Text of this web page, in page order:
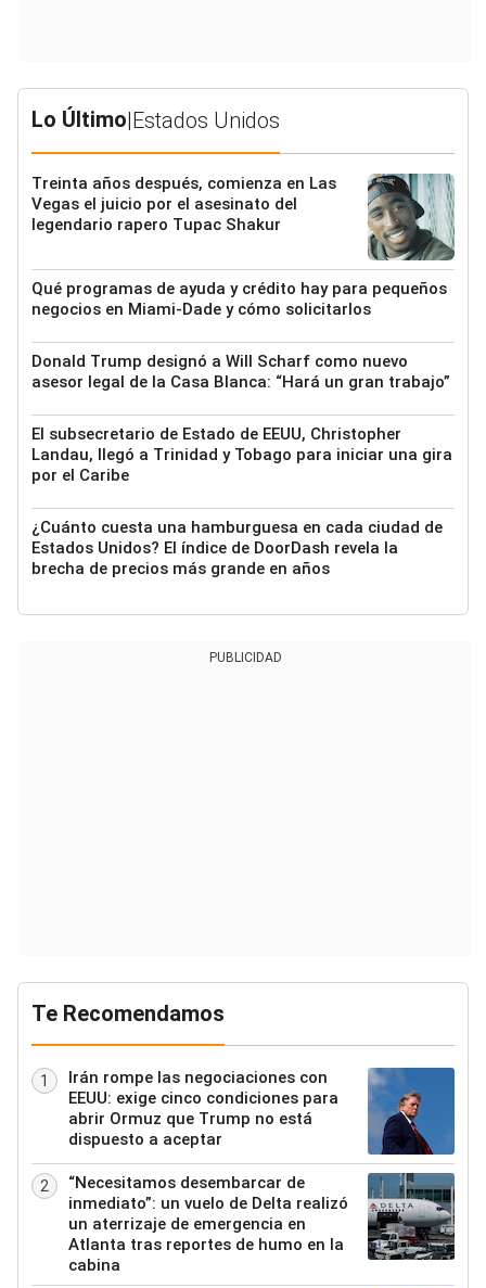
Lo Último|Estados Unidos
Treinta años después, comienza en Las
Vegas el juicio por el asesinato del
legendario rapero Tupac Shakur
Qué programas de ayuda y crédito hay para pequeños
negocios en Miami-Dade y cómo solicitarlos
Donald Trump designó a Will Scharf como nuevo
asesor legal de la Casa Blanca: “Hará un gran trabajo”
El subsecretario de Estado de EEUU, Christopher
Landau, llegó a Trinidad y Tobago para iniciar una gira
por el Caribe
¿Cuánto cuesta una hamburguesa en cada ciudad de
Estados Unidos? El índice de DoorDash revela la
brecha de precios más grande en años
PUBLICIDAD
Te Recomendamos
1
Irán rompe las negociaciones con
EEUU: exige cinco condiciones para
abrir Ormuz que Trump no está
dispuesto a aceptar
2
“Necesitamos desembarcar de
inmediato”: un vuelo de Delta realizó
un aterrizaje de emergencia en
Atlanta tras reportes de humo en la
cabina